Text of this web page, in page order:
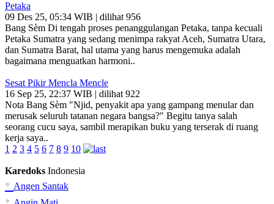
Petaka
09 Des 25, 05:34 WIB | dilihat 956
Bang Sèm Di tengah proses penanggulangan Petaka, tanpa kecuali
Petaka Sumatra yang sedang menimpa rakyat Aceh, Sumatra Utara,
dan Sumatra Barat, hal utama yang harus mengemuka adalah
bagaimana menguatkan harmoni..
Sesat Pikir Mencla Mencle
16 Sep 25, 22:37 WIB | dilihat 922
Nota Bang Sèm "Njid, penyakit apa yang gampang menular dan
merusak seluruh tatanan negara bangsa?" Begitu tanya salah
seorang cucu saya, sambil merapikan buku yang terserak di ruang
kerja saya..
1 2 3 4 5 6 7 8 9 10
Karedoks Indonesia
• Angen Santak